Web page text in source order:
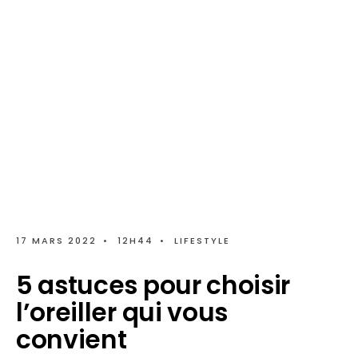
17 MARS 2022 • 12H44 • LIFESTYLE
5 astuces pour choisir
l’oreiller qui vous
convient